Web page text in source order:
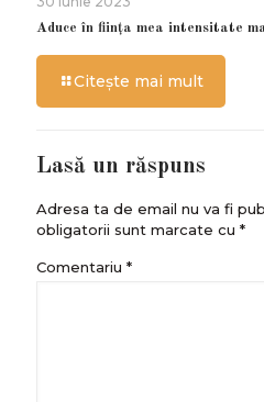
Aduce în ființa mea intensitate
Citește mai mult
Lasă un răspuns
Adresa ta de email nu va fi
obligatorii sunt marcate cu *
Comentariu *